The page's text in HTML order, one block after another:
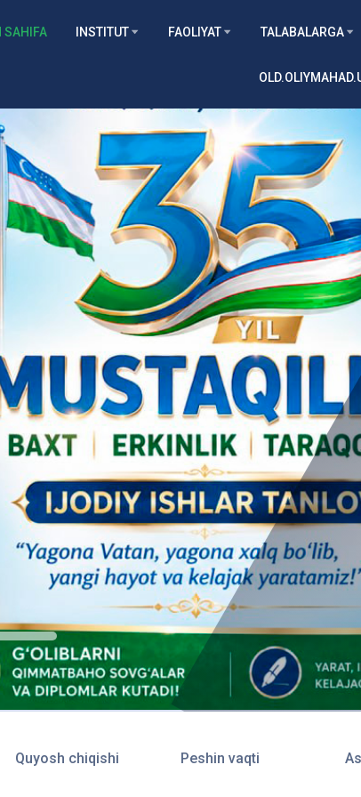
SAHIFA INSTITUT FAOLIYAT TALABALARGA
Quyosh chiqishi Peshin vaqti